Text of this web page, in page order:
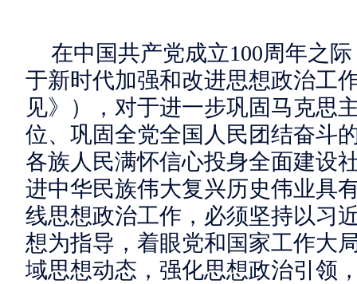
在中国共产党成立100周年之
于新时代加强和改进思想政治工
见》），对于进一步巩固马克思
位、巩固全党全国人民团结奋斗
各族人民满怀信心投身全面建设
进中华民族伟大复兴历史伟业具
线思想政治工作，必须坚持以习
想为指导，着眼党和国家工作大
域思想动态，强化思想政治引领